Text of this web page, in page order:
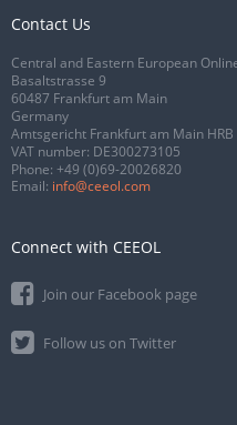
Contact Us
Central and Eastern European
Basaltstrasse 9
60487 Frankfurt am Main
Germany
Amtsgericht Frankfurt am Main HRB
VAT number: DE300273105
Phone: +49 (0)69-20026820
Email: info@ceeol.com
Connect with CEEOL
Join our Facebook page
Follow us on Twitter